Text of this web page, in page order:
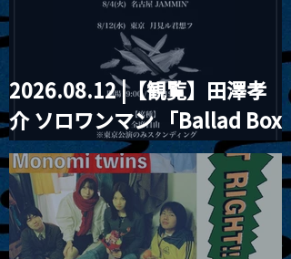
2026.08.12 |【観覧】田澤孝
介 ソロワンマン 「Ballad Box
2026」